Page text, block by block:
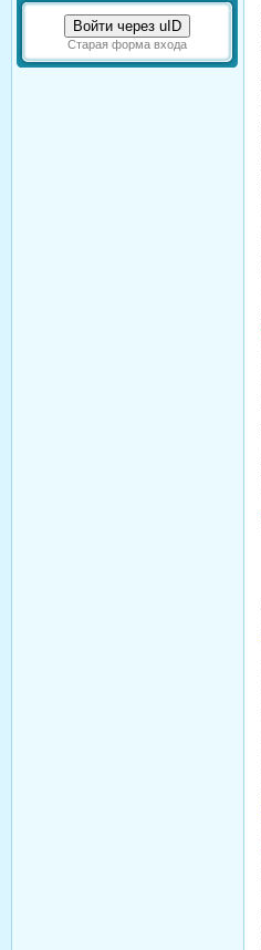
Войти через uID
Старая форма входа